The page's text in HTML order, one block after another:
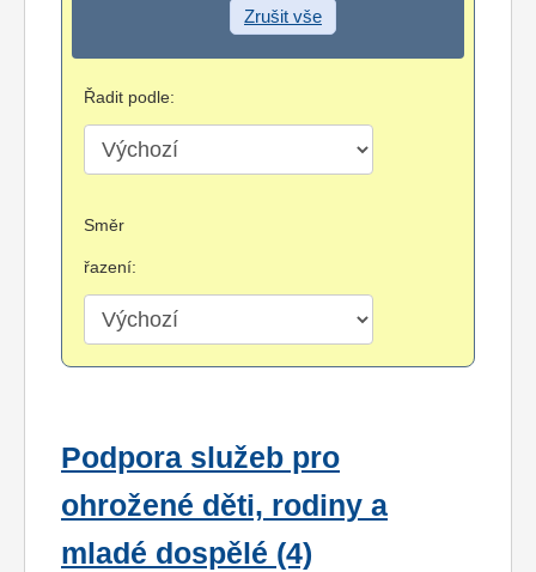
Zrušit vše
Řadit podle:
Směr
řazení:
Podpora služeb pro
ohrožené děti, rodiny a
mladé dospělé (4)